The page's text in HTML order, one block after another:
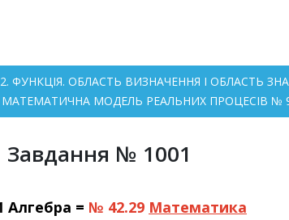
ФУНКЦІЯ. ОБЛАСТЬ ВИЗНАЧЕННЯ І ОБЛАСТЬ
МАТЕМАТИЧНА МОДЕЛЬ РЕАЛЬНИХ ПРОЦЕСІВ №
Завдання № 1001
Алгебра = № 42.29 Математика